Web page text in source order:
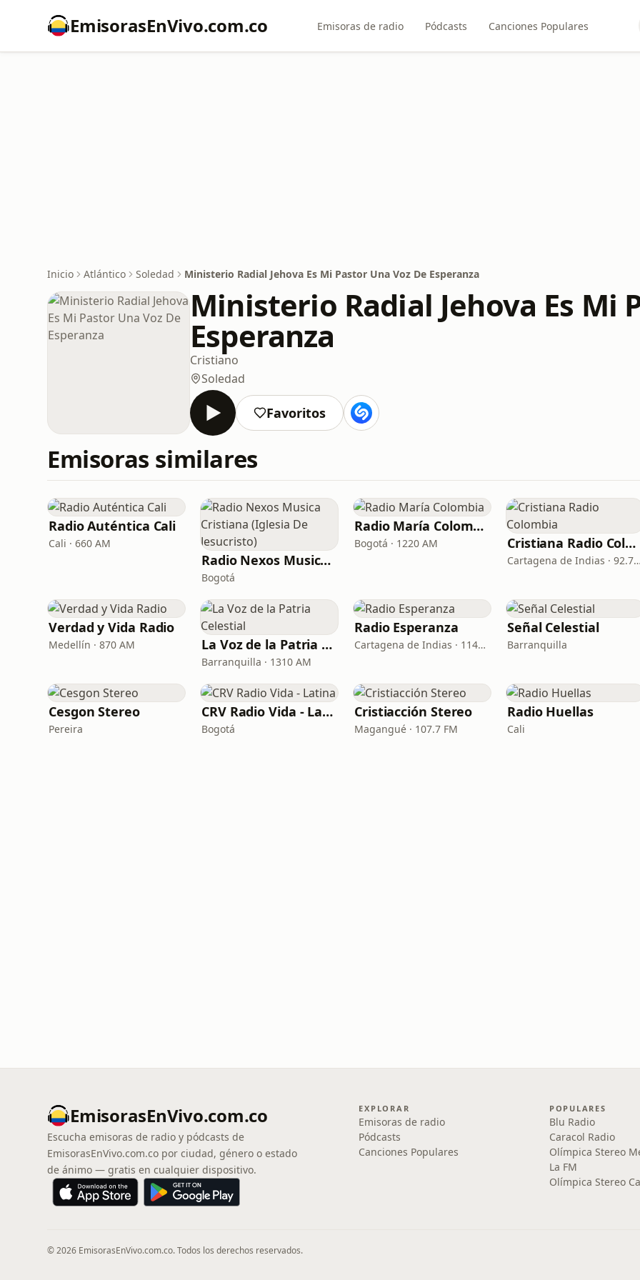
EmisorasEnVivo.com.co Emisoras de radio Pódcasts Canciones Populares
Inicio Atlántico Soledad Ministerio Radial Jehova Es Mi Pastor Una Voz De Esperanza
Ministerio Radial Jehova Es Mi
Esperanza
Cristiano
Soledad
Favoritos
Emisoras similares
Radio Auténtica Cali
Cali · 660 AM
Radio Nexos Musica Cristiana (Iglesia De Jesucristo)
Bogotá
Radio María Colombia
Bogotá · 1220 AM Cristiana Radio Colombia
Cartagena de Indias · 92.7 FM
Verdad y Vida Radio
Medellín · 870 AM La Voz de la Patria Celestial
Barranquilla · 1310 AM
Radio Esperanza
Cartagena de Indias · 1140 AM
Señal Celestial
Barranquilla
Cesgon Stereo
Pereira
CRV Radio Vida - Latina
Bogotá
Cristiacción Stereo
Magangué · 107.7 FM
Radio Huellas
Cali
EmisorasEnVivo.com.co
Escucha emisoras de radio y pódcasts de
EmisorasEnVivo.com.co por ciudad, género o estado
de ánimo — gratis en cualquier dispositivo.
EXPLORAR
Emisoras de radio
Pódcasts
Canciones Populares
POPULARES
Blu Radio
Caracol Radio
Olímpica Stereo
La FM
Olímpica Stereo
© 2026 EmisorasEnVivo.com.co. Todos los derechos reservados.